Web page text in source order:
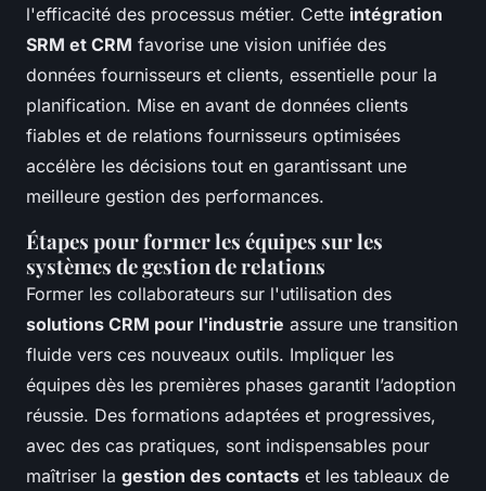
l'efficacité des processus métier. Cette intégration
SRM et CRM favorise une vision unifiée des
données fournisseurs et clients, essentielle pour la
planification. Mise en avant de données clients
fiables et de relations fournisseurs optimisées
accélère les décisions tout en garantissant une
meilleure gestion des performances.
Étapes pour former les équipes sur les
systèmes de gestion de relations
Former les collaborateurs sur l'utilisation des
solutions CRM pour l'industrie assure une transition
fluide vers ces nouveaux outils. Impliquer les
équipes dès les premières phases garantit l’adoption
réussie. Des formations adaptées et progressives,
avec des cas pratiques, sont indispensables pour
maîtriser la gestion des contacts et les tableaux de